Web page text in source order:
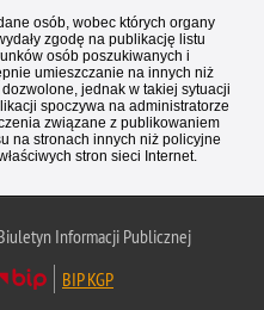
osób, wobec których organy
zgodę na publikację listu
osób poszukiwanych i
umieszczanie na innych niż
jednak w takiej sytuacji
spoczywa na administratorze
związane z publikowaniem
na stronach innych niż policyjne
stron sieci Internet.
Informacji Publicznej
BIP KGP